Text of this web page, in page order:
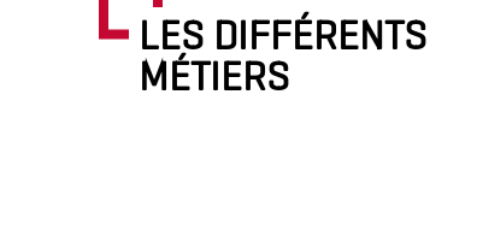
LES DIFFÉRENTS
MÉTIERS